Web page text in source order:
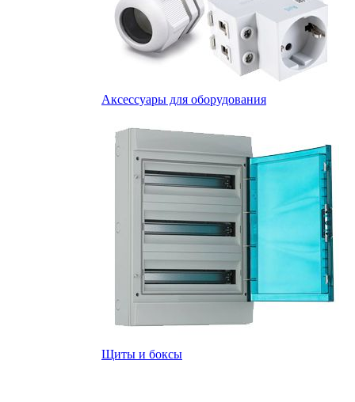
Аксессуары для оборудования
Щиты и боксы